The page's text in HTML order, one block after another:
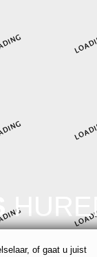
of gaat u juist